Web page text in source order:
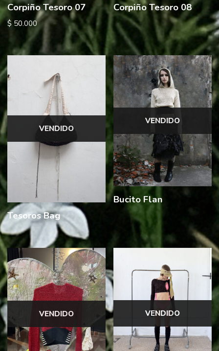
Corpiño Tesoro 07
$ 50.000
Corpiño Tesoro 08
VENDIDO
Tesoros Bag
VENDIDO
Bucito Flan
VENDIDO VENDIDO